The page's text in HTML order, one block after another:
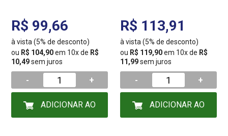
127/5500 7530297
R$ 99,66
à vista (5% de desconto)
ou R$ 104,90em 10x de R$
10,49sem juros
- +
127/5500W/4400W
7530426
R$ 113,91
à vista (5% de desconto)
ou R$ 119,90em 10x de R$
11,99sem juros
- +